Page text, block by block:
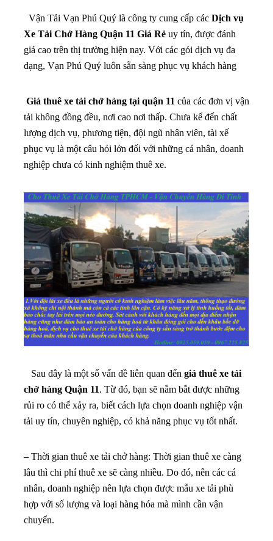
Vận Tải Vạn Phú Quý là công ty cung cấp các Dịch vụ
Xe Tải Chở Hàng Quận 11 Giá Rẻ uy tín, được đánh
giá cao trên thị trường hiện nay. Với các gói dịch vụ đa
dạng, Vạn Phú Quý luôn sẵn sàng phục vụ khách hàng
Giá thuê xe tải chở hàng tại quận 11 của các đơn vị vận
tải không đồng đều, nơi cao nơi thấp. Chưa kể đến chất
lượng dịch vụ, phương tiện, đội ngũ nhân viên, tài xế
phục vụ là một câu hỏi lớn đối với những cá nhân, doanh
nghiệp chưa có kinh nghiệm thuê xe.
Sau đây là một số vấn đề liên quan đến giá thuê xe tải
chở hàng Quận 11. Từ đó, bạn sẽ nắm bắt được những
rủi ro có thể xảy ra, biết cách lựa chọn doanh nghiệp vận
tải uy tín, chuyên nghiệp, có khả năng phục vụ tốt nhất.
–Thời gian thuê xe tải chở hàng: Thời gian thuê xe càng
lâu thì chi phí thuê xe sẽ càng nhiều. Do đó, nên các cá
nhân, doanh nghiệp nên lựa chọn được mẫu xe tải phù
hợp với số lượng và loại hàng hóa mà mình cần vận
chuyển.